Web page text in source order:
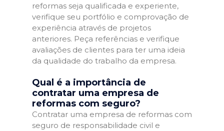
reformas seja qualificada e experiente,
verifique seu portfólio e comprovação de
experiência através de projetos
anteriores. Peça referências e verifique
avaliações de clientes para ter uma ideia
da qualidade do trabalho da empresa.
Qual é a importância de
contratar uma empresa de
reformas com seguro?
Contratar uma empresa de reformas com
seguro de responsabilidade civil e